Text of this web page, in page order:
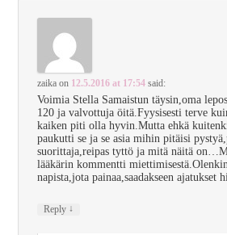
zaika on 12.5.2016 at 17:54 said:
Voimia Stella Samaistun täysin,oma
120 ja valvottuja öitä.Fyysisesti terve
kaiken piti olla hyvin.Mutta ehkä
paukutti se ja se asia mihin pitäisi
suorittaja,reipas tyttö ja mitä näitä
lääkärin kommentti
napista,jota painaa,saadakseen ajatukset
Reply ↓